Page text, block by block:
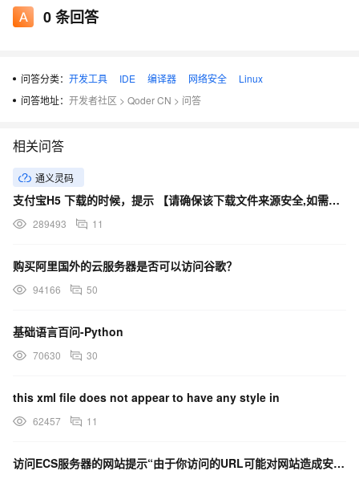
整理解问题上下文
二、建议优化点
无需选中、无需复制、无需粘贴
支持一键发送当前所有问题给 Agent
可在问题面板加按钮：发送全部问题给 Agent / 分析此报错
支持读取其他关键面板内容（可选扩展）
保留完整上下文
息等，让 Agent 一次性精准定位
大幅减少重复操作，不用再反复复制粘贴报错
信息更完整准确，避免漏复制、格式错乱
对远程 SSH Linux 开发场景体验提升非常明显
四、落地形式（简单可实现）
或在 Agent 对话界面加按钮：读取当前问题面板并分析
0条回答
问答分类： 开发工具 IDE 编译器 网络安全
Linux
问答地址： 开发者社区 > Qoder CN > 问答
相关问答
通义灵码
支付宝H5 下载的时候，提示 【请确保该下载文件来源安全,如需浏览,请长按网址复制后使用浏览器访问】
289493 11
购买阿里国外的云服务器是否可以访问谷歌？
94166 50
基础语言百问-Python
70630 30
this xml file does not appear to have any style in
62457 11
访问ECS服务器的网站提示“由于你访问的URL可能对网站造成安全威胁，您的访问被阻断”，这是什么原因？